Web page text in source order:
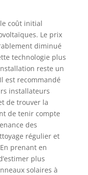
coût initial
Le prix
diminué
technologie plus
reste un
est recommandé
installateurs
de trouver la
de tenir compte
des
régulier et
prenant en
plus
solaires à